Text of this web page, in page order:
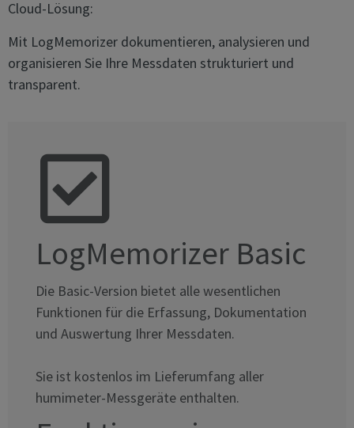
Cloud-Lösung:
Mit LogMemorizer dokumentieren, analysieren und
organisieren Sie Ihre Messdaten strukturiert und
transparent.
LogMemorizer Basic
Die Basic-Version bietet alle wesentlichen
Funktionen für die Erfassung, Dokumentation
und Auswertung Ihrer Messdaten.
Sie ist kostenlos im Lieferumfang aller
humimeter-Messgeräte enthalten.